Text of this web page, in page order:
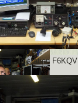
la station F6KQV